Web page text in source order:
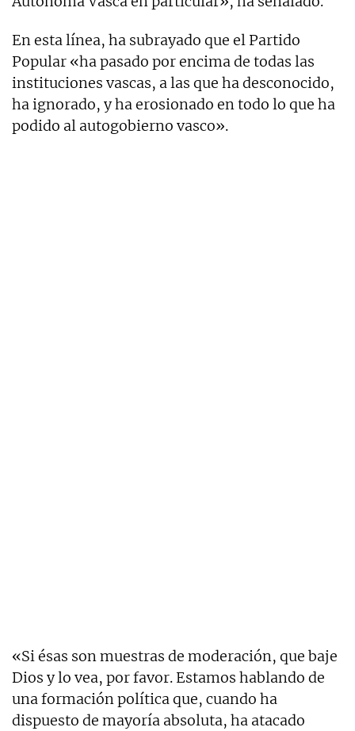
En esta línea, ha subrayado que el Partido
Popular «ha pasado por encima de todas las
instituciones vascas, a las que ha desconocido,
ha ignorado, y ha erosionado en todo lo que ha
podido al autogobierno vasco».
«Si ésas son muestras de moderación, que baje
Dios y lo vea, por favor. Estamos hablando de
una formación política que, cuando ha
dispuesto de mayoría absoluta, ha atacado